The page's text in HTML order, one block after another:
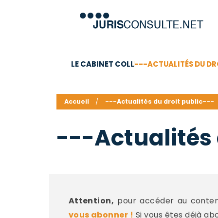
LE CABINET COLL---ACTUALITÉS DU
Accueil ---Actualités du droit public---
---
Attention, pour accéder au
vous abonner ! Si vous êtes déjà